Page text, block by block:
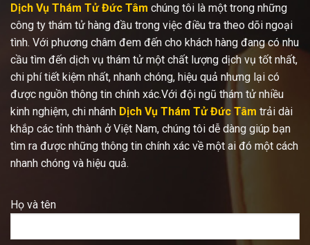
Dịch Vụ Thám Tử Đức Tâm chúng tôi là một trong những
công ty thám tử hàng đầu trong việc điều tra theo dõi ngoại
tình. Với phương châm đem đến cho khách hàng đang có nhu
cầu tìm đến dịch vụ thám tử một chất lượng dịch vụ tốt nhất,
chi phí tiết kiệm nhất, nhanh chóng, hiệu quả nhưng lại có
được nguồn thông tin chính xác.Với đội ngũ thám tử nhiều
kinh nghiệm, chi nhánh Dịch Vụ Thám Tử Đức Tâm trải dài
khắp các tỉnh thành ở Việt Nam, chúng tôi dễ dàng giúp bạn
tìm ra được những thông tin chính xác về một ai đó một cách
nhanh chóng và hiệu quả.
Họ và tên